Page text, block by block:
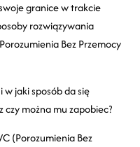
granice w trakcie
rozwiązywania
Bez Przemocy
jaki sposób da się
można mu zapobiec?
(Porozumienia Bez